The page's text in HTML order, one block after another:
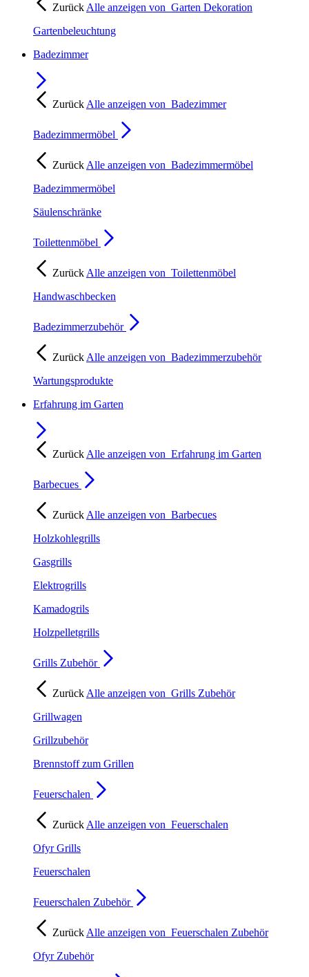
Zurück Alle anzeigen von Garten Dekoration
Gartenbeleuchtung
Badezimmer
Zurück Alle anzeigen von Badezimmer
Badezimmermöbel
Zurück Alle anzeigen von Badezimmermöbel
Badezimmermöbel
Säulenschränke
Toilettenmöbel
Zurück Alle anzeigen von Toilettenmöbel
Handwaschbecken
Badezimmerzubehör
Zurück Alle anzeigen von Badezimmerzubehör
Wartungsprodukte
Erfahrung im Garten
Zurück Alle anzeigen von Erfahrung im Garten
Barbecues
Zurück Alle anzeigen von Barbecues
Holzkohlegrills
Gasgrills
Elektrogrills
Kamadogrils
Holzpelletgrills
Grills Zubehör
Zurück Alle anzeigen von Grills Zubehör
Grillwagen
Grillzubehör
Brennstoff zum Grillen
Feuerschalen
Zurück Alle anzeigen von Feuerschalen
Ofyr Grills
Feuerschalen
Feuerschalen Zubehör
Zurück Alle anzeigen von Feuerschalen Zubehör
Ofyr Zubehör